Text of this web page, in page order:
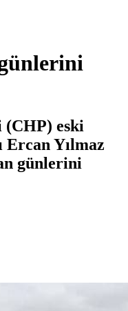
eski
Ercan Yılmaz
günlerini